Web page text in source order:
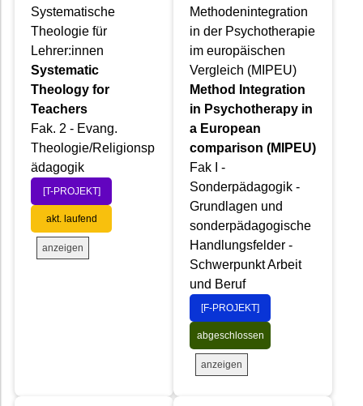
Systematische
Theologie für
Lehrer:innen
Systematic
Theology for
Teachers
Fak. 2 - Evang.
Theologie/Religionsp
ädagogik
[T-PROJEKT]
akt. laufend
anzeigen
Methodenintegration
in der Psychotherapie
im europäischen
Vergleich (MIPEU)
Method Integration
in Psychotherapy in
a European
comparison (MIPEU)
Fak I -
Sonderpädagogik -
Grundlagen und
sonderpädagogische
Handlungsfelder -
Schwerpunkt Arbeit
und Beruf
[F-PROJEKT]
abgeschlossen
anzeigen